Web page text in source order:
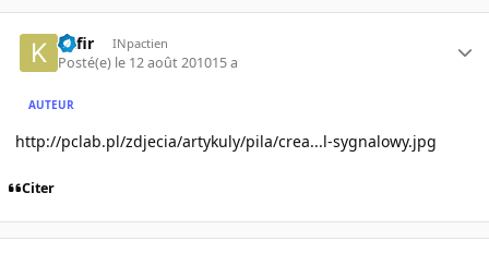
Kafir INpactien
Posté(e) le 12 août 201015 a
AUTEUR
http://pclab.pl/zdjecia/artykuly/pila/crea...l-sygnalowy.jpg
Citer